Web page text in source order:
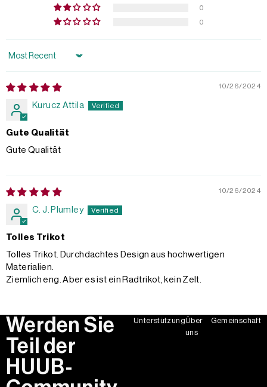
0
0
Sort by
10/26/2024
Kurucz Attila
Gute Qualität
Gute Qualität
10/26/2024
C. J. Plumley
Tolles Trikot
Tolles Trikot. Durchdachtes Design aus hochwertigen
Materialien.
Ziemlich eng. Aber es ist ein Radtrikot, kein Zelt.
Werden Sie
Teil der
HUUB-
UnterstützungÜber
uns
Gemeinschaft